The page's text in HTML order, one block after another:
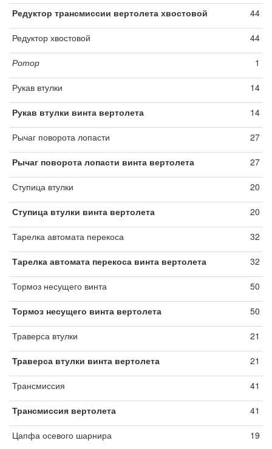
Редуктор трансмиссии вертолета хвостовой 44
Редуктор хвостовой 44
Ротор 1
Рукав втулки 14
Рукав втулки винта вертолета 14
Рычаг поворота лопасти 27
Рычаг поворота лопасти винта вертолета 27
Ступица втулки 20
Ступица втулки винта вертолета 20
Тарелка автомата перекоса 32
Тарелка автомата перекоса винта вертолета 32
Тормоз несущего винта 50
Тормоз несущего винта вертолета 50
Траверса втулки 21
Траверса втулки винта вертолета 21
Трансмиссия 41
Трансмиссия вертолета 41
Цапфа осевого шарнира 19